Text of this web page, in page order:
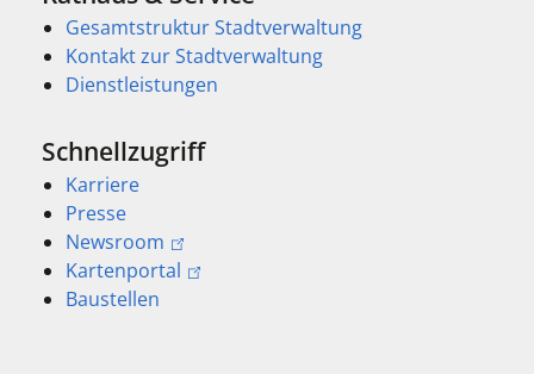
Gesamtstruktur Stadtverwaltung
Kontakt zur Stadtverwaltung
Dienstleistungen
Schnellzugriff
Karriere
Presse
Newsroom
Kartenportal
Baustellen